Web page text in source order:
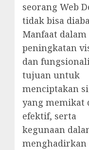
seorang Web
tidak bisa
Manfaat dalam
peningkatan
dan
tujuan untuk
menciptakan
yang memikat
efektif, serta
kegunaan
menghadirkan